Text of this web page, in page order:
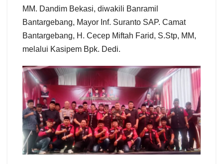
MM. Dandim Bekasi, diwakili Banramil
Bantargebang, Mayor Inf. Suranto SAP. Camat
Bantargebang, H. Cecep Miftah Farid, S.Stp, MM,
melalui Kasipem Bpk. Dedi.